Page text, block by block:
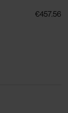
€457.56